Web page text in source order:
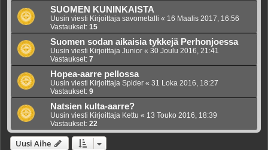
SUOMEN KUNINKAISTA
Uusin viesti Kirjoittaja savometalli « 16 Maalis 2017, 16:56
Vastaukset: 15
Suomen sodan aikaisia tykkejä Perhonjoessa
Uusin viesti Kirjoittaja Junior « 30 Joulu 2016, 21:41
Vastaukset: 7
Hopea-aarre pellossa
Uusin viesti Kirjoittaja Spider « 31 Loka 2016, 18:27
Vastaukset: 9
Natsien kulta-aarre?
Uusin viesti Kirjoittaja Kettu « 13 Touko 2016, 18:39
Vastaukset: 22
Uusi Aihe